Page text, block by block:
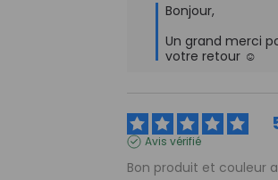
Bonjour,
Un grand merci
votre retour ☺️
Avis vérifié
Bon produit et couleur